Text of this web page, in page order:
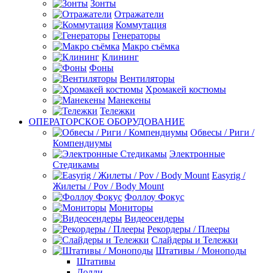
Зонты
Отражатели
Коммутация
Генераторы
Макро съёмка
Клининг
Фоны
Вентиляторы
Хромакей костюмы
Манекены
Тележки
ОПЕРАТОРСКОЕ ОБОРУДОВАНИЕ
Обвесы / Риги /
Компендиумы
Электронные
Стедикамы
Easyrig /
Жилеты / Pov / Body Mount
Фоллоу Фокус
Мониторы
Видеосендеры
Рекордеры / Плееры
Слайдеры и Тележки
Штативы / Моноподы
Штативы